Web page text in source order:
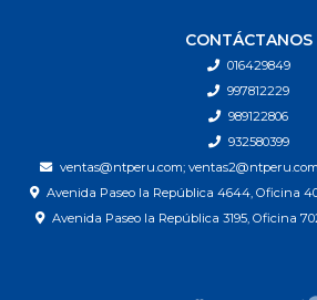
CONTÁCTANOS
016429849
997812229
989122806
932580399
ventas@ntperu.com;
Avenida Paseo la República 4644, Oficina
Avenida Paseo la República 3195, Oficina